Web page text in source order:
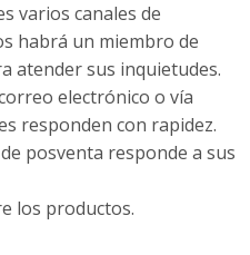
varios canales de
habrá un miembro de
atender sus inquietudes.
electrónico o vía
responden con rapidez.
posventa responde a sus
los productos.